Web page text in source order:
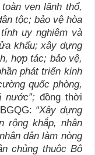
vẹn lãnh thổ,
tộc; bảo vệ hòa
uy nghiêm và
khẩu; xây dựng
hợp tác; bảo vệ,
phát triển kinh
quốc phòng,
nước”; đồng thời
“Xây dựng
rộng khắp, nhân
dân làm nòng
chủng thuộc Bộ